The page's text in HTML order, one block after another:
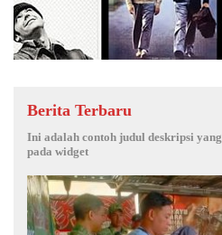
Berita Terbaru
Ini adalah contoh judul deskripsi
pada widget